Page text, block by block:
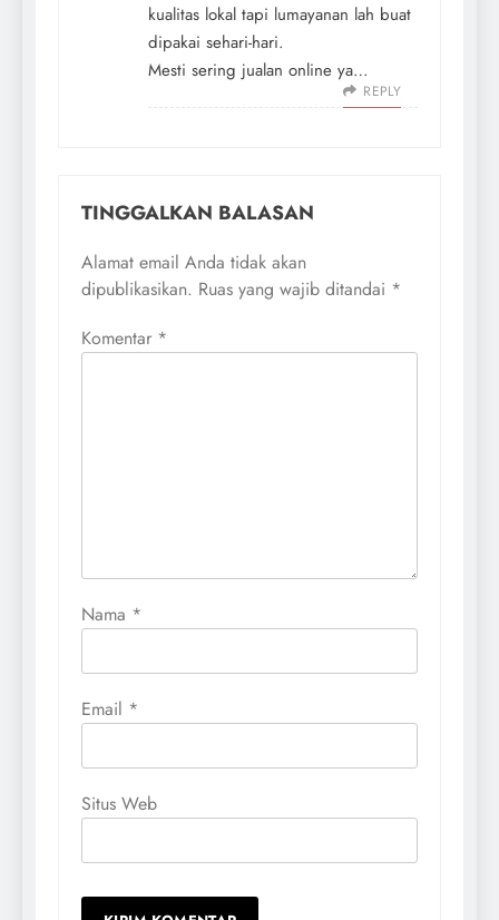
kualitas lokal tapi lumayanan lah buat
dipakai sehari-hari.
Mesti sering jualan online ya…
REPLY
TINGGALKAN BALASAN
Alamat email Anda tidak akan
dipublikasikan. Ruas yang wajib ditandai *
Komentar *
Nama *
Email *
Situs Web